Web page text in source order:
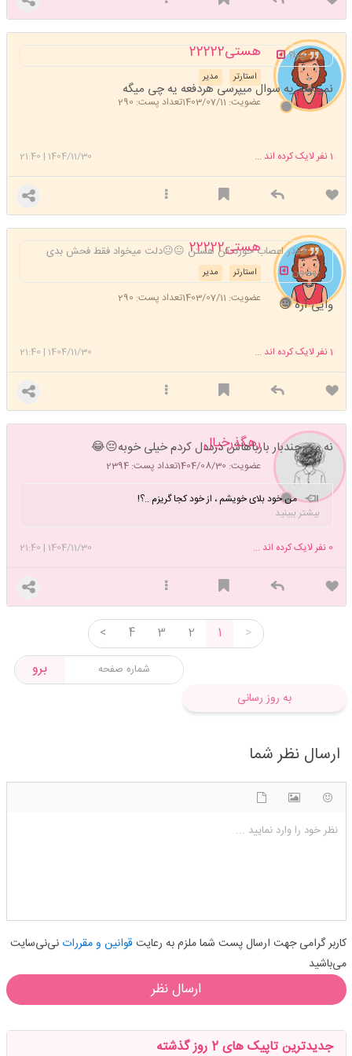
هستی22222
مدیر استارتر
عضویت: 1403/07/11 تعداد پست: 290
چرا؟
نمیدونم یه سوال میپرسی هردفعه یه چی میگه
1404/11/30
|
21:40 1نفر لایک کرده اند ...
هستی22222
مدیر استارتر
عضویت: 1403/07/11 تعداد پست: 290
انقدر اعصاب خورد کن هستن 😐😐دلت میخواد فقط فحش بدی
بهشون
وایی آره 😐
1404/11/30
|
21:40 1نفر لایک کرده اند ...
رهگذرخیال
عضویت: 1404/08/30 تعداد پست: 2394
نه من چندبار بارباهاش درددل کردم خیلی خوبه😔😂
من خود بلای خویشم ، از خود کجا گریزم ..؟!
بیشتر ببینید
1404/11/30
|
21:40 0 نفر لایک کرده اند ...
>
1
2
3
4
<
برو
به روز رسانی
ارسال نظر شما
نظر خود را وارد نمایید ...
کاربر گرامی جهت ارسال پست شما ملزم به رعایت قوانین و مقرراتنی‌نی‌سایت
می‌باشید
ارسال نظر
جدیدترین تاپیک های 2 روز گذشته